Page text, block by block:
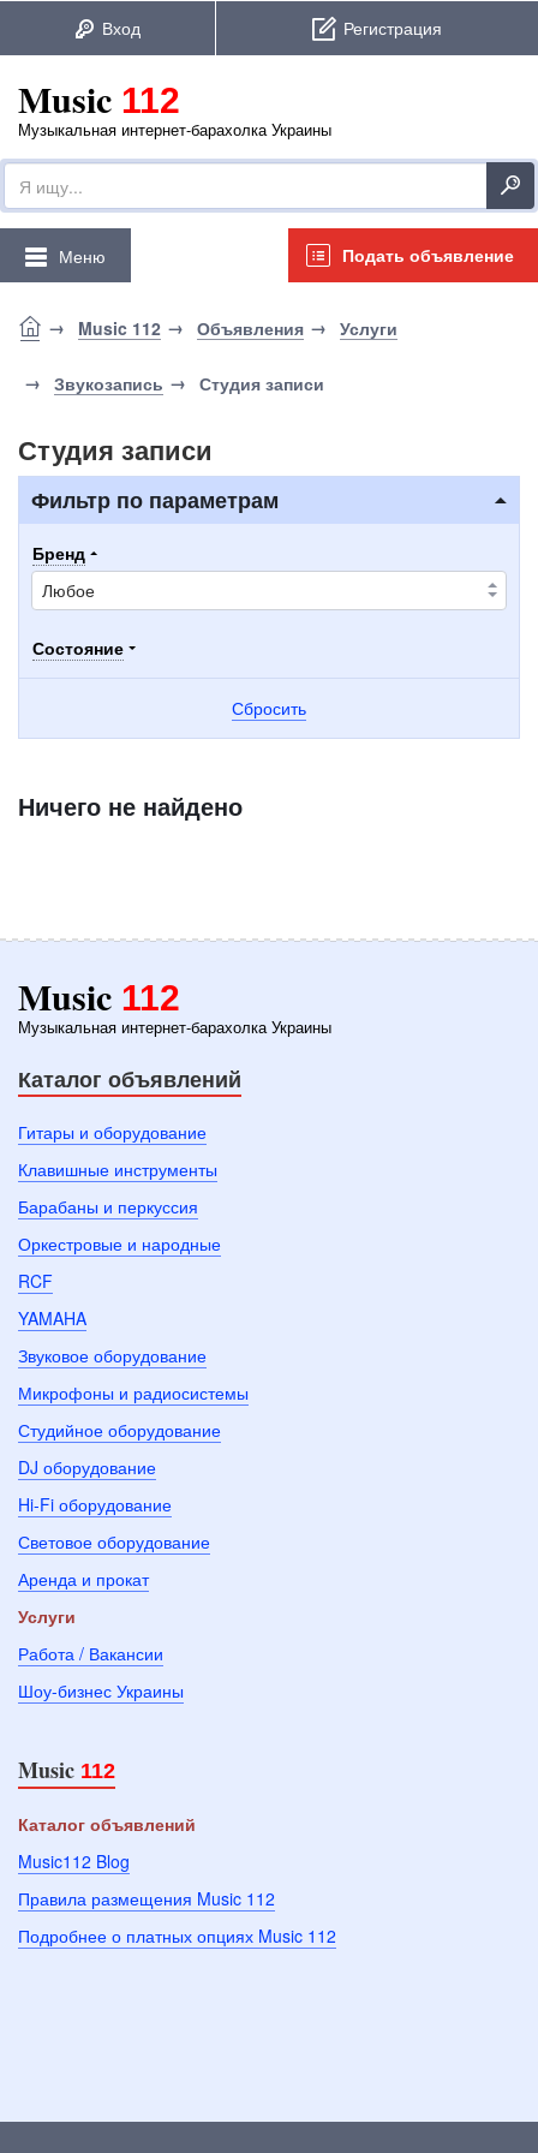
Music 112
Музыкальная интернет-барахолка Украины
Подать объявление
Меню
Music 112 Объявления Услуги
Звукозапись Студия записи
Студия записи
Фильтр по параметрам
Бренд
Состояние
Сбросить
Ничего не найдено
Music 112
Музыкальная интернет-барахолка Украины
Каталог объявлений
Гитары и оборудование
Клавишные инструменты
Барабаны и перкуссия
Оркестровые и народные
RCF
YAMAHA
Звуковое оборудование
Микрофоны и радиосистемы
Студийное оборудование
DJ оборудование
Hi-Fi оборудование
Световое оборудование
Аренда и прокат
Услуги
Работа / Вакансии
Шоу-бизнес Украины
Music 112
Каталог объявлений
Music112 Blog
Правила размещения Music 112
Подробнее о платных опциях Music 112